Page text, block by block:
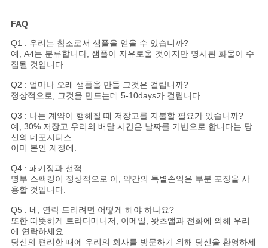
FAQ
Q1 : 우리는 참조로서 샘플을 얻을 수 있습니까?
예, A4는 분류합니다, 샘플이 자유로울 것이지만 명시된 화물이 수
집될 것입니다.
Q2 : 얼마나 오래 샘플을 만들 그것은 걸립니까?
정상적으로, 그것을 만드는데 5-10days가 걸립니다.
Q3 : 나는 계약이 행해질 때 저장고를 지불할 필요가 있습니까?
예, 30% 저장고.우리의 배달 시간은 날짜를 기반으로 합니다는 당
신의 데포지티스
이미 본인 계정에.
Q4 : 패키징과 선적
명부 스팩킹이 정상적으로 이, 약간의 특별손익은 부분 포장을 사
용할 것입니다.
Q5 : 네, 연락 드리려면 어떻게 해야 하나요?
또한 따뜻하게 트라다매니저, 이메일, 왓츠앱과 전화에 의해 우리
에 연락하세요
당신의 편리한 때에 우리의 회사를 방문하기 위해 당신을 환영하세